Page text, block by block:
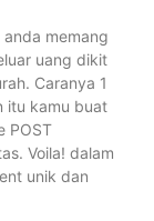
memang
uang dikit
Caranya 1
itu kamu buat
POST
Voila! dalam
unik dan